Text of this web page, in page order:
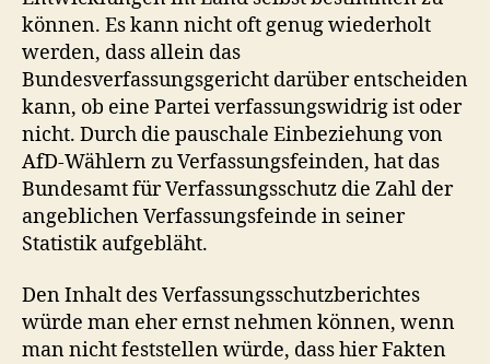
können. Es kann nicht oft genug wiederholt
werden, dass allein das
Bundesverfassungsgericht darüber entscheiden
kann, ob eine Partei verfassungswidrig ist oder
nicht. Durch die pauschale Einbeziehung von
AfD-Wählern zu Verfassungsfeinden, hat das
Bundesamt für Verfassungsschutz die Zahl der
angeblichen Verfassungsfeinde in seiner
Statistik aufgebläht.
Den Inhalt des Verfassungsschutzberichtes
würde man eher ernst nehmen können, wenn
man nicht feststellen würde, dass hier Fakten